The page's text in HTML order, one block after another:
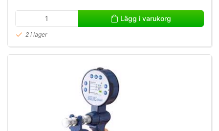
Lägg i varukorg
2 i lager